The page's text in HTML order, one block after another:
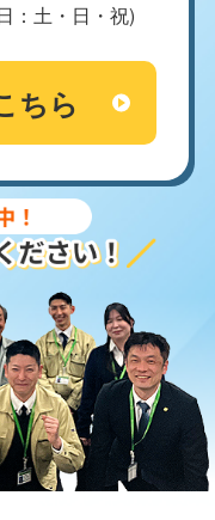
：土・日・祝)
ちら